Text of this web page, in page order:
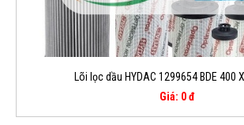
Lõi lọc dầu HYDAC 1299654 BDE 400
Giá: 0 đ